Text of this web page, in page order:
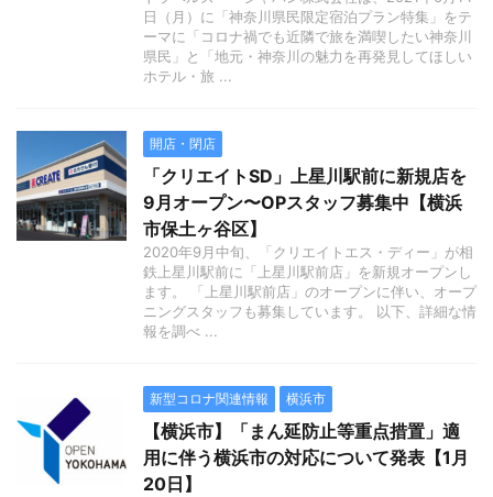
日（月）に「神奈川県民限定宿泊プラン特集」をテ
ーマに「コロナ禍でも近隣で旅を満喫したい神奈川
県民」と「地元・神奈川の魅力を再発見してほしい
ホテル・旅 ...
開店・閉店
「クリエイトSD」上星川駅前に新規店を
9月オープン〜OPスタッフ募集中【横浜
市保土ヶ谷区】
2020年9月中旬、「クリエイトエス・ディー」が相
鉄上星川駅前に「上星川駅前店」を新規オープンし
ます。 「上星川駅前店」のオープンに伴い、オープ
ニングスタッフも募集しています。 以下、詳細な情
報を調べ ...
新型コロナ関連情報 横浜市
【横浜市】「まん延防止等重点措置」適
用に伴う横浜市の対応について発表【1月
20日】